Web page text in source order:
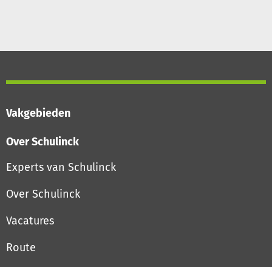
Vakgebieden
Over Schulinck
Experts van Schulinck
Over Schulinck
Vacatures
Route